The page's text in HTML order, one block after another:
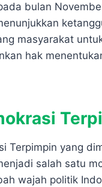
bulan
masyarakat
hak
Terpimpin yang
salah satu
wajah politik